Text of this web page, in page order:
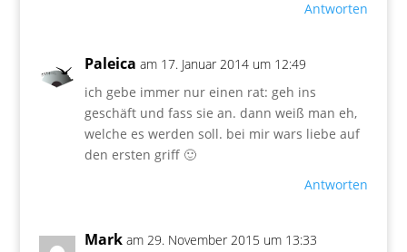
Antworten
Paleica am 17. Januar 2014 um 12:49
ich gebe immer nur einen rat: geh ins
geschäft und fass sie an. dann weiß man eh,
welche es werden soll. bei mir wars liebe auf
den ersten griff 🙂
Antworten
Mark am 29. November 2015 um 13:33